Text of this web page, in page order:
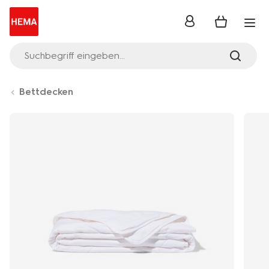
Suchbegriff eingeben...
Anmelden
Bettdecken